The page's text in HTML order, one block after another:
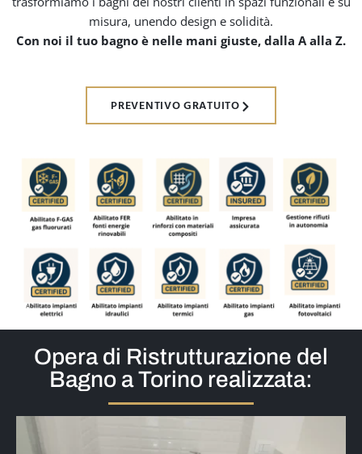
misura, unendo design e solidità.
Con noi il tuo bagno è nelle mani giuste, dalla A alla Z.
PREVENTIVO GRATUITO
Opera di Ristrutturazione del
Bagno a Torino realizzata: